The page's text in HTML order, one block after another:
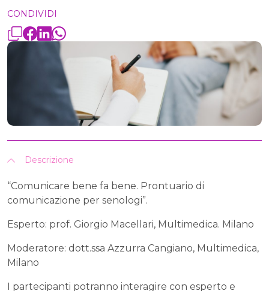
CONDIVIDI
Descrizione
“Comunicare bene fa bene. Prontuario di
comunicazione per senologi”.
Esperto: prof. Giorgio Macellari, Multimedica. Milano
Moderatore: dott.ssa Azzurra Cangiano, Multimedica,
Milano
I partecipanti potranno interagire con esperto e